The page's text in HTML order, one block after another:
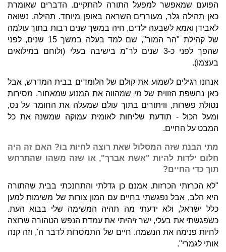
הפועם שמאפשר למפעל התורה להתקיים. הדברים שאומרת
כאן תהילה גלר, מעוררים השראה באופן מיוחד. תהילה, נשואה
לאבידן ואמא לשבעה ילדים, חיה במשך שנים רבות בתוך עולמה
של קהילת "הר המור", שם למד בעלה במשך 15 שנים, לפני
שהפך לפני כ-3 שנים לר"מ בישיבה בעלי (ולוחם במילואים
בעצמו).
אנחנו רגילים לשמוע את קולם של הלומדים בבית המדרש, אבל
כאן נחשפת הזווית של מי שמהווה את המנוע שמאחור. מסירות
נטולת פשרות, וויתורים בתוך עולם שמעלה את החומר על נס,
ומעל הכול - תודעת שליחות לאומית עמוקה שמשנה את כל
המבט על החיים.
מתי הבנת שזה המסלול שאת רוצה לחיות בו? האם זה היה
חלום ילדות להיות "אשת אברך", או שזה משהו שהתרחש
תוך כדי החיים?
"לא הכרזתי הכרזות. אמנם כן גדלתי והתחנכתי בבית שהתורה
היא הלב, אבל נפגשתי בחיים עם המון צורות של משימות למען
כלל ישראל, ולא ידעתי מה תהיה המשימה שלי בבוא העת.
כשפגשתי את בעלי, ישר זיהיתי את עמדת הנפש הטהורה שרוצה
לחיות פנימה את הנשמה. חיים של התמסרות לדבר ה', וזה קנה
אותי לגמרי".